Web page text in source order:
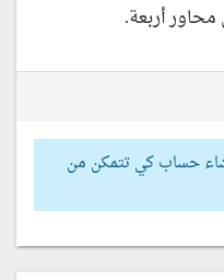
أربعة.
حساب كي تتمكن من